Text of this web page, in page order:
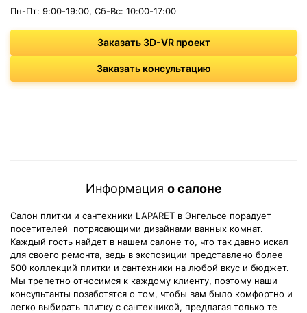
Пн-Пт: 9:00-19:00, Сб-Вс: 10:00-17:00
Заказать 3D-VR проект
Заказать консультацию
Информация о салоне
Салон плитки и сантехники LAPARET в Энгельсе порадует
посетителей потрясающими дизайнами ванных комнат.
Каждый гость найдет в нашем салоне то, что так давно искал
для своего ремонта, ведь в экспозиции представлено более
500 коллекций плитки и сантехники на любой вкус и бюджет.
Мы трепетно относимся к каждому клиенту, поэтому наши
консультанты позаботятся о том, чтобы вам было комфортно и
легко выбирать плитку с сантехникой, предлагая только те